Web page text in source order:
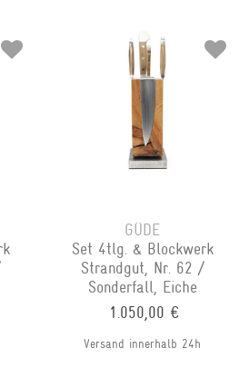
GÜDE
Set 4tlg. & Blockwerk
Strandgut, Nr. 62 /
Sonderfall, Eiche
1.050,00 €
Versand innerhalb 24h